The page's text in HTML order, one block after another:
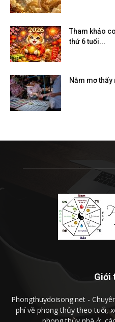
Tham khảo
thứ 6 tuổi...
Nằm mơ
Giới
Phongthuydoisong.net -
phí về phong thủy theo tuổi,